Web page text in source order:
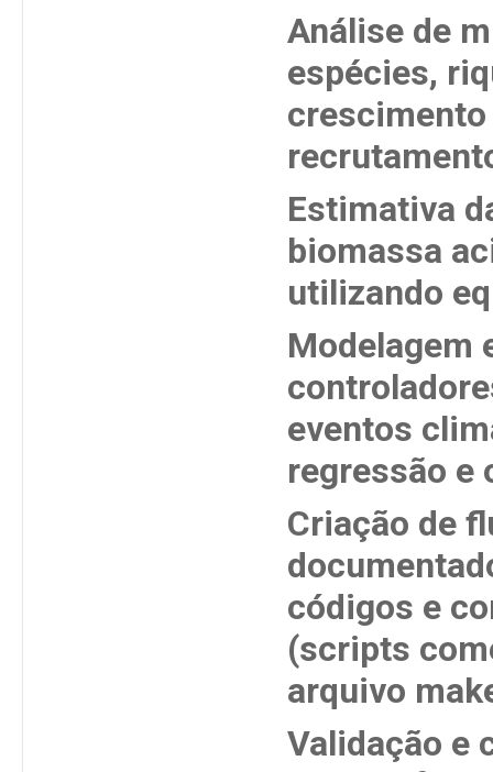
Análise de
espécies,
Estimativa
biomassa
utilizando
Modelagem
eventos
regressão e
Criação de
códigos e
(scripts
arquivo
Validação e